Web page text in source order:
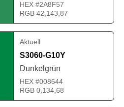
HEX #2A8F57
RGB 42,143,87
Aktuell
S3060-G10Y
Dunkelgrün
HEX #008644
RGB 0,134,68